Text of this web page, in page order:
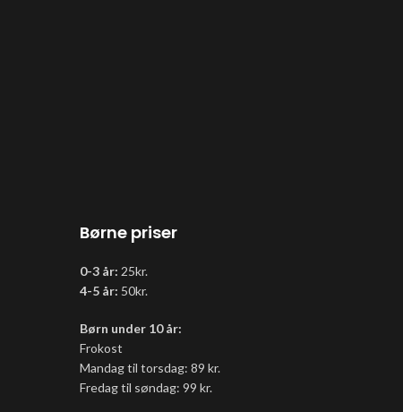
Børne priser
0-3 år: 25kr.
4-5 år: 50kr.
Børn under 10 år:
Frokost
Mandag til torsdag: 89 kr.
Fredag til søndag: 99 kr.